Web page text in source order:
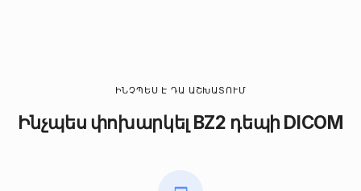
ԻՆՉՊԵՍ Է ԴԱ ԱՇԽԱՏՈՒՄ
Ինչպես փոխարկել BZ2 դեպի DICOM